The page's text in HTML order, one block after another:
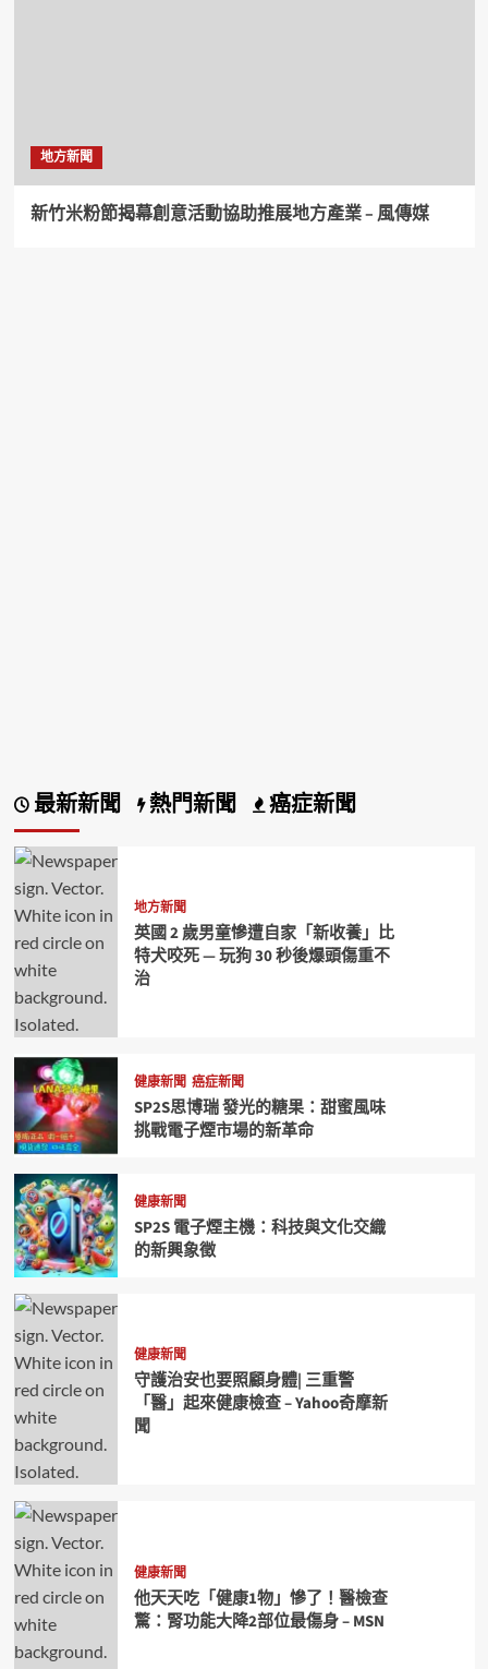
地方新聞
新竹米粉節揭幕創意活動協助推展地方產業 – 風傳媒
最新新聞 熱門新聞 癌症新聞
地方新聞
英國 2 歲男童慘遭自家「新收養」比
特犬咬死 — 玩狗 30 秒後爆頭傷重不
治
健康新聞 癌症新聞
SP2S思博瑞 發光的糖果：甜蜜風味
挑戰電子煙市場的新革命
健康新聞
SP2S 電子煙主機：科技與文化交織
的新興象徵
健康新聞
守護治安也要照顧身體| 三重警
「醫」起來健康檢查 – Yahoo奇摩新
聞
健康新聞
他天天吃「健康1物」慘了！醫檢查
驚：腎功能大降2部位最傷身 – MSN